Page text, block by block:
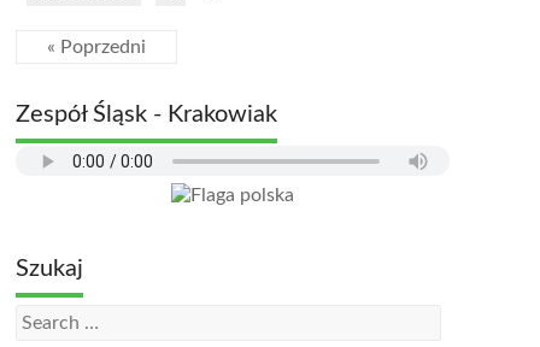
« Poprzedni
Zespół Śląsk - Krakowiak
Szukaj